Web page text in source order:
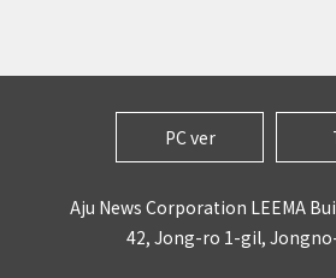
PC ver
Aju News Corporation LEEMA
42, Jong-ro 1-gil,